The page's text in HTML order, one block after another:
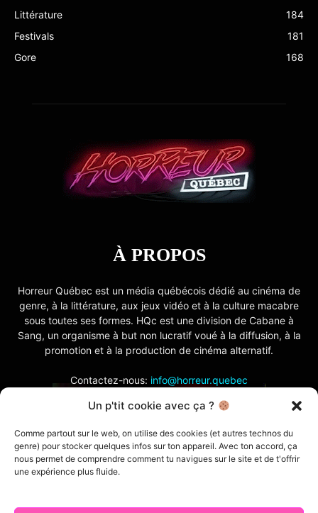
Un p'tit cookie avec ça ?
Comme partout sur le web, on utilise des cookies (et autres technos du
genre) pour stocker quelques infos sur ton appareil. Avec ton accord, ça
nous permet de comprendre comment tu navigues sur le site et de t'offrir
une expérience plus fluide.
Littérature
184
Festivals
181
Gore
168
À PROPOS
Horreur Québec est un média québécois dédié au cinéma de
genre, à la littérature, aux jeux vidéo et à la culture macabre
sous toutes ses formes. HQc est une division de Cabane à
Sang, un organisme à but non lucratif voué à la diffusion, à la
promotion et à la production de cinéma alternatif.
Contactez-nous: info@horreur.quebec
SUIVEZ NOUS